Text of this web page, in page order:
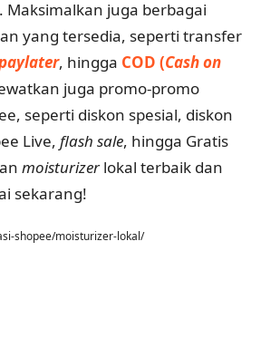
Maksimalkan juga berbagai
yang tersedia, seperti transfer
, hingga COD (Cash on
juga promo-promo
seperti diskon spesial, diskon
Live, flash sale, hingga Gratis
moisturizerlokal terbaik dan
sekarang!
shopee/moisturizer-lokal/